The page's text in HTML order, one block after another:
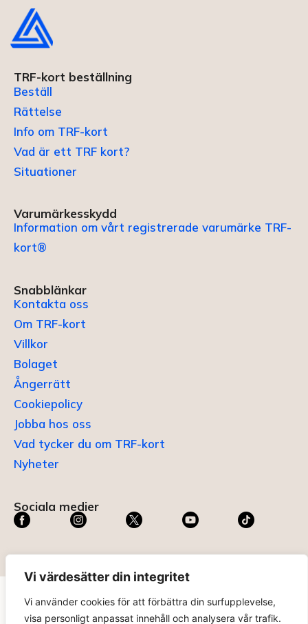
Vi värdesätter din integritet
Vi använder cookies för att förbättra din surfupplevelse,
visa personligt anpassat innehåll och analysera vår trafik.
TRF-kort beställning
Beställ
Rättelse
Info om TRF-kort
Vad är ett TRF kort?
Situationer
Varumärkesskydd
Information om vårt registrerade varumärke TRF-
kort®
Snabblänkar
Kontakta oss
Om TRF-kort
Villkor
Bolaget
Ångerrätt
Cookiepolicy
Jobba hos oss
Vad tycker du om TRF-kort
Nyheter
Sociala medier
TRF KORT®är ett registrerat varumärke som innehas av